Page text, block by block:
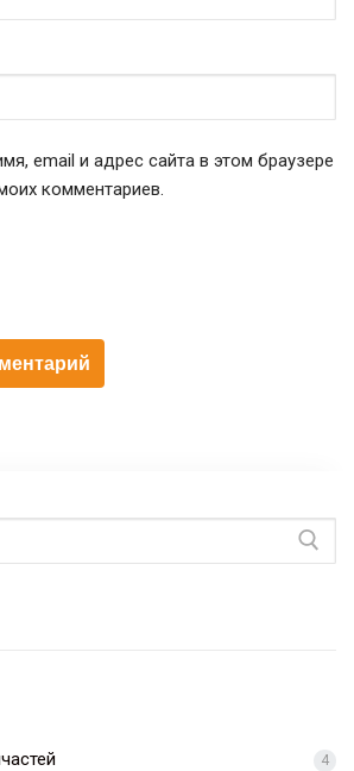
email и адрес сайта в этом браузере
комментариев.
4